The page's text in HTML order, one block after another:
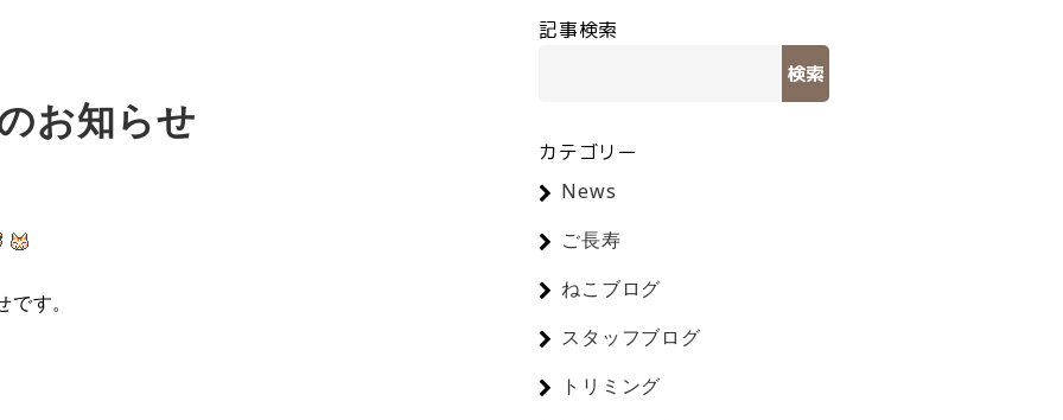
お知らせ
す。
記事検索
検索
カテゴリー
News
ご長寿
ねこブログ
スタッフブログ
トリミング